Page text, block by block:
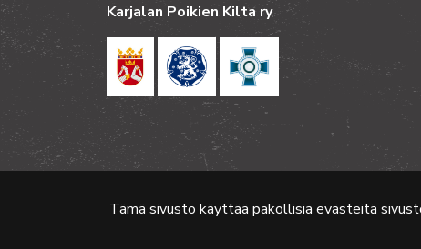
Tämä sivusto käyttää pakollisia evästeitä
Karjalan Poikien Kilta ry